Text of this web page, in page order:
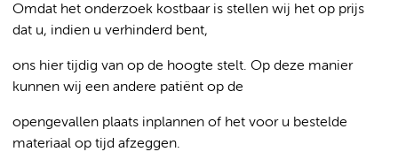
Omdat het onderzoek kostbaar is stellen wij het op prijs
dat u, indien u verhinderd bent,
ons hier tijdig van op de hoogte stelt. Op deze manier
kunnen wij een andere patiënt op de
opengevallen plaats inplannen of het voor u bestelde
materiaal op tijd afzeggen.